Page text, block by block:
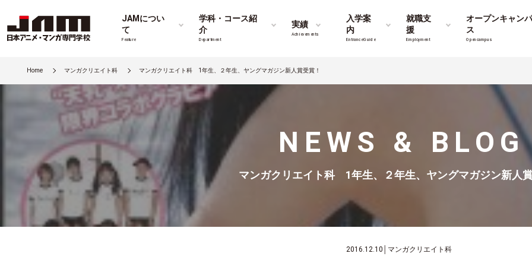
JAMについ
て
Feature
学科・コース紹
介
Department
実績
Achievements
入学案
内
Entrance Guide
就職支
援
Employment
オープンキャンパ
ス
Opencampus
Home マンガクリエイト科 マンガクリエイト科 1年生、２年生、ヤングマガジン新人賞受賞！
NEWS & BLOG
マンガクリエイト科 1年生、２年生、ヤングマガジン新人
2016.12.10 マンガクリエイト科